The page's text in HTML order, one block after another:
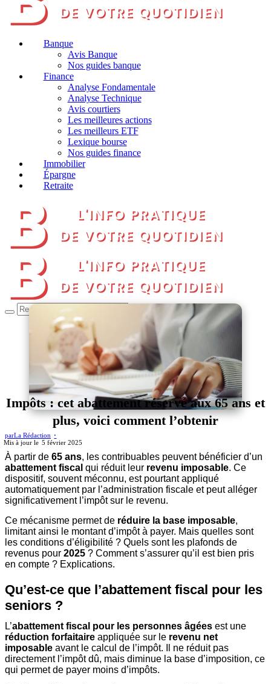
Banque
Avis Banque
Nos guides banque
Finance
Analyse Fondamentale
Analyse Technique
Avis courtiers
Les meilleures actions
Les meilleurs ETF
Lexique bourse
Nos guides finance
Immobilier
Épargne
Retraite
Impôts : cet abattement réservé aux 65 ans et
plus, voici comment l’obtenir
parLa Rédaction
5 février 2025
À partir de 65 ans, les contribuables peuvent bénéficier d’un
abattement fiscal qui réduit leur revenu imposable. Ce
dispositif, souvent méconnu, est pourtant appliqué
automatiquement par l’administration fiscale et peut alléger
significativement l’impôt sur le revenu.
Ce mécanisme permet de réduire la base imposable,
limitant ainsi le montant d’impôt à payer. Mais quelles sont
les conditions d’éligibilité ? Quels sont les plafonds de
revenus pour 2025 ? Comment s’assurer qu’il est bien pris
en compte ? Explications.
Qu’est-ce que l’abattement fiscal pour les
seniors ?
L’abattement fiscal pour les personnes âgées est une
réduction forfaitaire appliquée sur le revenu net
imposable avant le calcul de l’impôt. Il ne réduit pas
directement l’impôt dû, mais diminue la base d’imposition, ce
qui permet de payer moins d’impôts.